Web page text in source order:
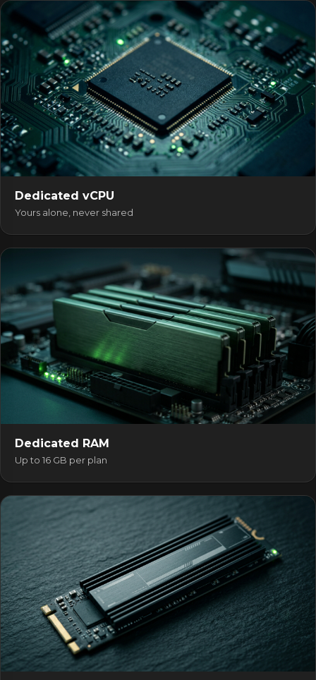
Dedicated vCPU
Yours alone, never shared
Dedicated RAM
Up to 16 GB per plan